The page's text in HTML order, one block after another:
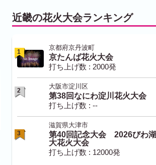
近畿の花火大会ランキング
1
京都府京丹波町
京たんば花火大会
打ち上げ数 : 2000発
2
大阪市淀川区
第38回なにわ淀川花火大会
打ち上げ数 : --
3
滋賀県大津市
第40回記念大会 2026びわ湖
大花火大会
打ち上げ数 : 12000発